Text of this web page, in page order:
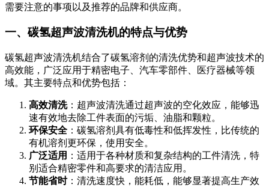
需要注意的事项以及推荐的品牌和供应商。
一、碳氢超声波清洗机的特点与优势
碳氢超声波清洗机结合了碳氢溶剂的清洗优势和超声波技术的
高效能，广泛应用于精密电子、汽车零部件、医疗器械等领
域。其主要特点和优势包括：
高效清洗：超声波清洗通过超声波的空化效应，能够迅
速有效地去除工件表面的污垢、油脂和颗粒。
环保安全 ：碳氢溶剂具有低毒性和低挥发性，比传统的
有机溶剂更环保，使用安全。
广泛适用 ：适用于各种材质和复杂结构的工件清洗，特
别适合精密零件和高要求的清洁应用。
节能省时：清洗速度快，能耗低，能够显著提高生产效